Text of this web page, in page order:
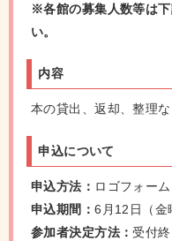
※各館の募集人数等は
い。
内容
本の貸出、返却、整理
申込について
申込方法： ロゴフォー
申込期間：6月12日（金
参加者決定方法：受付